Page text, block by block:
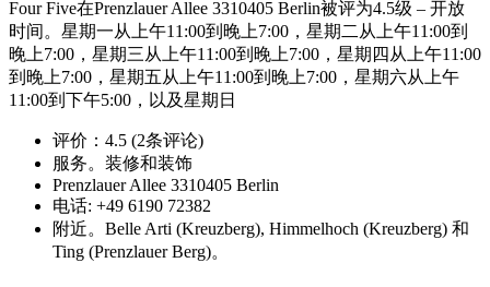
Four Five在Prenzlauer Allee 3310405 Berlin被评为4.5级 – 开放
时间。星期一从上午11:00到晚上7:00，星期二从上午11:00到
晚上7:00，星期三从上午11:00到晚上7:00，星期四从上午11:00
到晚上7:00，星期五从上午11:00到晚上7:00，星期六从上午
11:00到下午5:00，以及星期日
评价：4.5 (2条评论)
服务。装修和装饰
Prenzlauer Allee 3310405 Berlin
电话: +49 6190 72382
附近。Belle Arti (Kreuzberg), Himmelhoch (Kreuzberg) 和
Ting (Prenzlauer Berg)。